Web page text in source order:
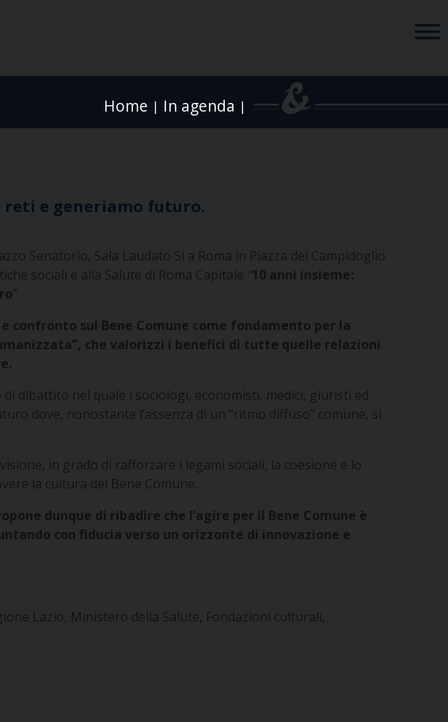
Home | In agenda |
reti e generiamo futuro.
Senatorio, Sala Laudato Si a Roma in Piazza del Campidoglio
sociali e alla Salute di Roma Capitale “10 anni insieme:
“.
confronto sul Bene Comune come fondamento per la
che valorizzi i benefici di tutte quelle relazioni
dibattito nel quale i sociologi, economisti, medici, giuristi ed
dove, nonostante l’assenza di un “ritmo diffuso” comune, si
in grado di rafforzare i legami sociali, la coesione e lo
la cultura del Bene Comune.
dunque di ribadire che l’agire per il Bene Comune è
con fiducia verso un orizzonte di innovazione e
Lazio, Ministero della Salute, Fondazioni culturali,